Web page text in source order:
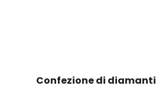
Confezione di diamanti